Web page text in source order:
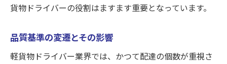
性
面する変革
配達個数重視からの転換点
貨物ドライバーの役割はますます重要となっています。
品質基準の変遷とその影響
軽貨物ドライバー業界では、かつて配達の個数が重視さ